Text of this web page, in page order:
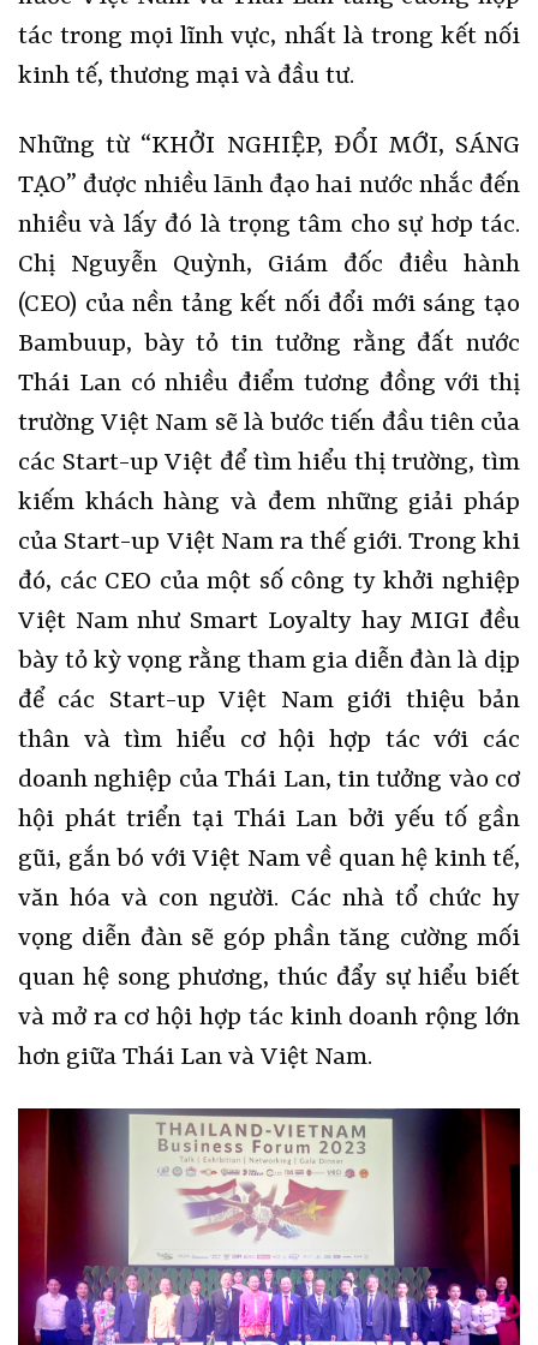
tác trong mọi lĩnh vực, nhất là trong kết nối
kinh tế, thương mại và đầu tư.
Những từ “KHỞI NGHIỆP, ĐỔI MỚI, SÁNG
TẠO” được nhiều lãnh đạo hai nước nhắc đến
nhiều và lấy đó là trọng tâm cho sự hơp tác.
Chị Nguyễn Quỳnh, Giám đốc điều hành
(CEO) của nền tảng kết nối đổi mới sáng tạo
Bambuup, bày tỏ tin tưởng rằng đất nước
Thái Lan có nhiều điểm tương đồng với thị
trường Việt Nam sẽ là bước tiến đầu tiên của
các Start-up Việt để tìm hiểu thị trường, tìm
kiếm khách hàng và đem những giải pháp
của Start-up Việt Nam ra thế giới. Trong khi
đó, các CEO của một số công ty khởi nghiệp
Việt Nam như Smart Loyalty hay MIGI đều
bày tỏ kỳ vọng rằng tham gia diễn đàn là dịp
để các Start-up Việt Nam giới thiệu bản
thân và tìm hiểu cơ hội hợp tác với các
doanh nghiệp của Thái Lan, tin tưởng vào cơ
hội phát triển tại Thái Lan bởi yếu tố gần
gũi, gắn bó với Việt Nam về quan hệ kinh tế,
văn hóa và con người. Các nhà tổ chức hy
vọng diễn đàn sẽ góp phần tăng cường mối
quan hệ song phương, thúc đẩy sự hiểu biết
và mở ra cơ hội hợp tác kinh doanh rộng lớn
hơn giữa Thái Lan và Việt Nam.